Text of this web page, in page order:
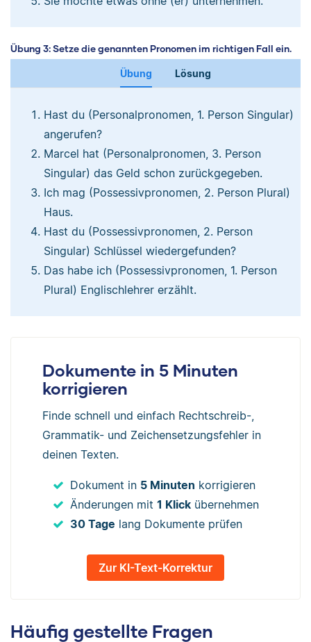
Übung 3: Setze die genannten Pronomen im richtigen Fall ein.
Übung Lösung
Hast du (Personalpronomen, 1. Person Singular)
angerufen?
Marcel hat (Personalpronomen, 3. Person
Singular) das Geld schon zurückgegeben.
Ich mag (Possessivpronomen, 2. Person Plural)
Haus.
Hast du (Possessivpronomen, 2. Person
Singular) Schlüssel wiedergefunden?
Das habe ich (Possessivpronomen, 1. Person
Plural) Englischlehrer erzählt.
Dokumente in 5 Minuten
korrigieren
Finde schnell und einfach Rechtschreib-,
Grammatik- und Zeichensetzungsfehler in
deinen Texten.
Dokument in 5 Minuten korrigieren
Änderungen mit 1 Klick übernehmen
30 Tage lang Dokumente prüfen
Zur KI-Text-Korrektur
Häufig gestellte Fragen